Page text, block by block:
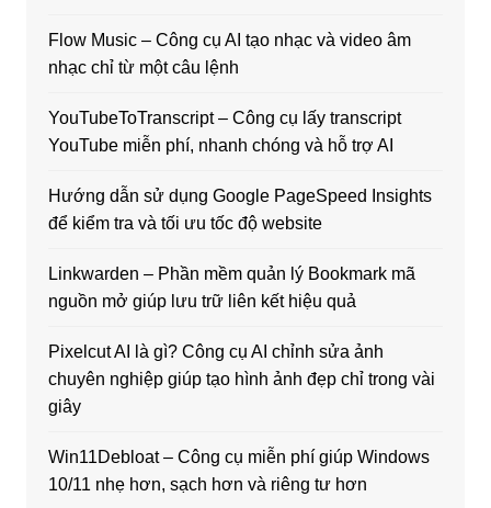
Flow Music – Công cụ AI tạo nhạc và video âm
nhạc chỉ từ một câu lệnh
YouTubeToTranscript – Công cụ lấy transcript
YouTube miễn phí, nhanh chóng và hỗ trợ AI
Hướng dẫn sử dụng Google PageSpeed Insights
để kiểm tra và tối ưu tốc độ website
Linkwarden – Phần mềm quản lý Bookmark mã
nguồn mở giúp lưu trữ liên kết hiệu quả
Pixelcut AI là gì? Công cụ AI chỉnh sửa ảnh
chuyên nghiệp giúp tạo hình ảnh đẹp chỉ trong vài
giây
Win11Debloat – Công cụ miễn phí giúp Windows
10/11 nhẹ hơn, sạch hơn và riêng tư hơn